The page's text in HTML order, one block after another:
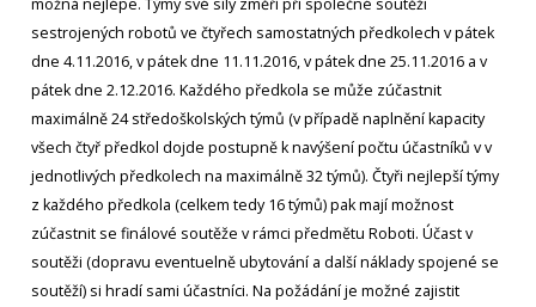
sestrojených robotů ve čtyřech samostatných předkolech v pátek
dne 4.11.2016, v pátek dne 11.11.2016, v pátek dne 25.11.2016 a v
pátek dne 2.12.2016. Každého předkola se může zúčastnit
maximálně 24 středoškolských týmů (v případě naplnění kapacity
všech čtyř předkol dojde postupně k navýšení počtu účastníků v v
jednotlivých předkolech na maximálně 32 týmů). Čtyři nejlepší týmy
z každého předkola (celkem tedy 16 týmů) pak mají možnost
zúčastnit se finálové soutěže v rámci předmětu Roboti. Účast v
soutěži (dopravu eventuelně ubytování a další náklady spojené se
soutěží) si hradí sami účastníci. Na požádání je možné zajistit